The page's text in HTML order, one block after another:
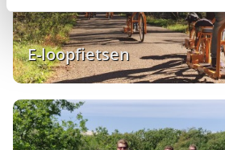
E-loopfietsen